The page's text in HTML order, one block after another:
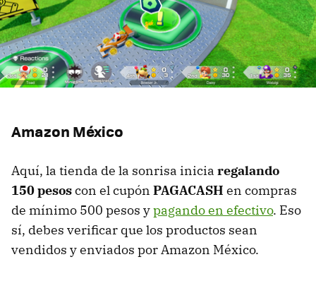
Amazon México
Aquí, la tienda de la sonrisa inicia regalando
150 pesoscon el cupón PAGACASH en compras
de mínimo 500 pesos ypagando en efectivo. Eso
sí, debes verificar que los productos sean
vendidos y enviados por Amazon México.